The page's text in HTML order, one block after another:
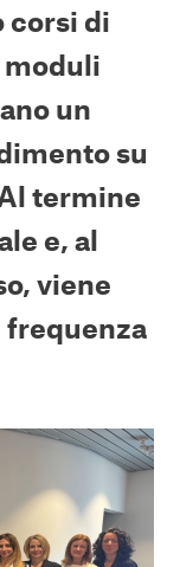
corsi di
un
su
termine
e, al
viene
frequenza